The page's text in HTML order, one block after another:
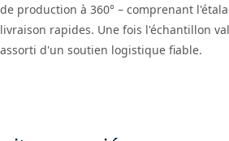
de production à 360° – comprenant
livraison rapides. Une fois l'échantillon
assorti d'un soutien logistique fiable.